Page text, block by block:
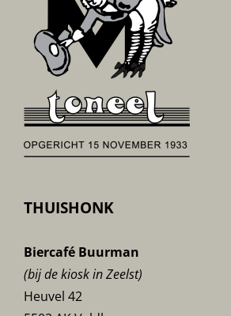
THUISHONK
Biercafé Buurman
(bij de kiosk in Zeelst)
Heuvel 42